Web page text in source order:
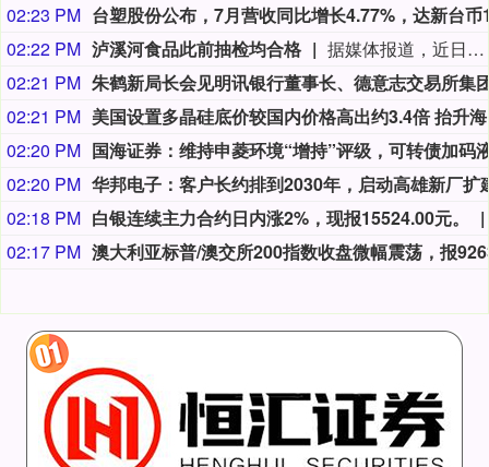
02:23 PM
02:22 PM 泸溪河食品此前抽检均合格
据媒体报道，近日，泸溪河牙冠事件迎来反转，涉事消费者日前已公开致歉，相关话题引发热议。天眼查App显示，泸溪河食品（集团）有限公司成立于2020年1月，法定代表人为黄进，注册资本约2.4亿人民币。对外投资信息显示，该公司近期成立泸溪河（上海）商贸有限公司。经营信息显示，该公司此前抽检均合格。
02:21 PM
02:21 PM
02:20 PM
02:20 PM
02:18 PM 白银连续主力合约日内涨2%，现报15524.00元。
02:17 PM